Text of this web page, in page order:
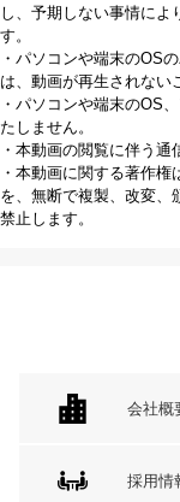
し、予期しない事情によ
す。
・パソコンや端末のOS
は、動画が再生されない
・パソコンや端末のOS
たしません。
・本動画の閲覧に伴う通
・本動画に関する著作
を、無断で複製、改変、
禁止します。
会社概
採用情